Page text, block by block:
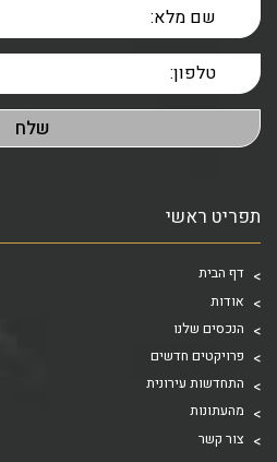
תפריט ראשי
דף הבית
אודות
הנכסים שלנו
פרויקטים חדשים
התחדשות עירונית
מהעתונות
צור קשר